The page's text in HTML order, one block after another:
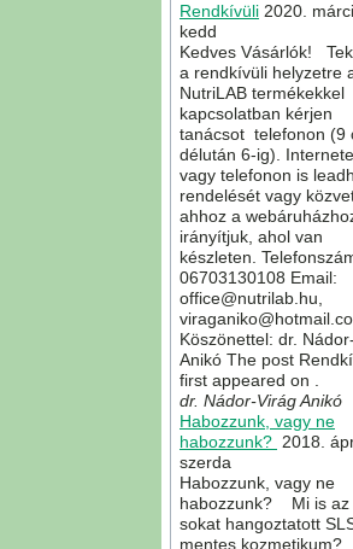
Rendkívüli 2020.
kedd
Kedves Vásárlók!
a rendkívüli helyzetre
NutriLAB termékekkel
kapcsolatban kérjen
tanácsot telefonon (9
délután 6-ig).
vagy telefonon is
rendelését vagy
ahhoz a
irányítjuk, ahol van
készleten.
06703130108 Email:
office@nutrilab.hu,
Köszönettel: dr.
Anikó The post
first appeared on .
dr. Nádor-Virág Anikó
Habozzunk, vagy ne
habozzunk? 2018.
szerda
Habozzunk, vagy ne
habozzunk? Mi is az
sokat hangoztatott
mentes kozmetikum?